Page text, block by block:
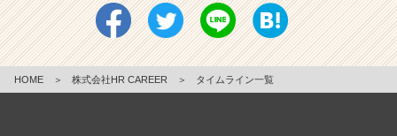
HOME ＞ 株式会社HR CAREER ＞ タイムライン一覧